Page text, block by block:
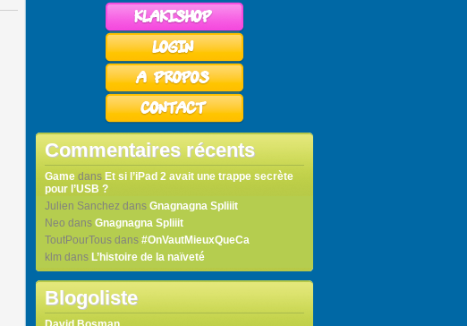
Commentaires récents
Game dans Et si l’iPad 2 avait une trappe secrète
pour l’USB ?
Julien Sanchez dans Gnagnagna Spliiit
Neo dans Gnagnagna Spliiit
ToutPourTous dans #OnVautMieuxQueCa
klm dans L’histoire de la naïveté
Blogoliste